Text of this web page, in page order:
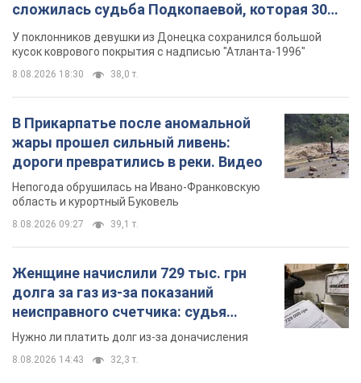
сложилась судьба Подкопаевой, которая 30
лет назад завоевала "золото" Олимпиады
У поклонников девушки из Донецка сохранился большой
кусок коврового покрытия с надписью "Атланта-1996"
8.08.2026 18:30 38,0 т.
В Прикарпатье после аномальной
жары прошел сильный ливень:
дороги превратились в реки. Видео
Непогода обрушилась на Ивано-Франковскую
область и курортный Буковель
8.08.2026 09:27 39,1 т.
Женщине начислили 729 тыс. грн
долга за газ из-за показаний
неисправного счетчика: судья
вынес неожиданное решение
Нужно ли платить долг из-за доначисления
8.08.2026 14:43 32,3 т.